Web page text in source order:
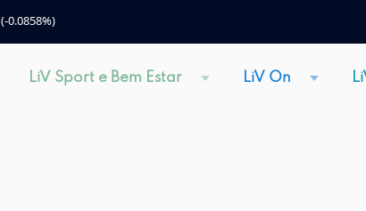
(-0.0858%)
LiV Sport e Bem Estar LiV On